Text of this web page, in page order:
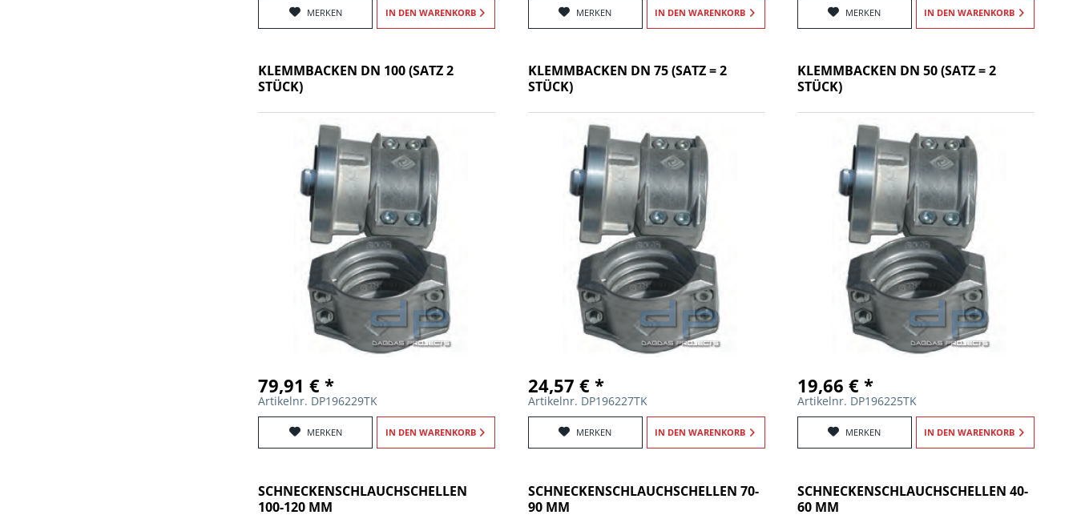
MERKEN IN DEN WARENKORB MERKEN IN DEN WARENKORB MERKEN IN DEN WARENKORB
KLEMMBACKEN DN 100 (SATZ 2
STÜCK)
79,91 € *
Artikelnr. DP196229TK
MERKEN IN DEN WARENKORB
KLEMMBACKEN DN 75 (SATZ = 2
STÜCK)
24,57 € *
Artikelnr. DP196227TK
MERKEN IN DEN WARENKORB
KLEMMBACKEN DN 50 (SATZ = 2
STÜCK)
19,66 € *
Artikelnr. DP196225TK
MERKEN IN DEN WARENKORB
SCHNECKENSCHLAUCHSCHELLEN
100-120 MM
SCHNECKENSCHLAUCHSCHELLEN 70-
90 MM
SCHNECKENSCHLAUCHSCHELLEN 40-
60 MM